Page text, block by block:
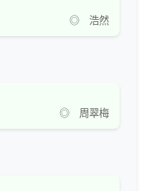
◎ 浩然
◎ 周翠梅